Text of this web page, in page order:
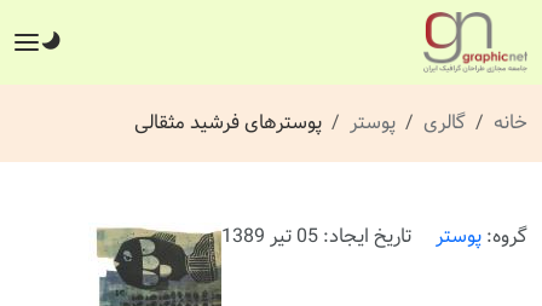
خانه گالری پوستر پوسترهای فرشید مثقالی
گروه:پوستر تاریخ ایجاد: 05 تیر 1389